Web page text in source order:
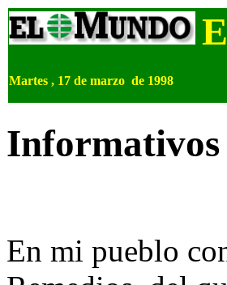
Martes , 17 de marzo de 1998
En mi pueblo